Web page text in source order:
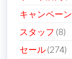
ン
キャンペーン
スタッフ (8)
セール(274)